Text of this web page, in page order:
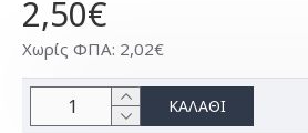
2,50€
Χωρίς ΦΠΑ: 2,02€
ΚΑΛΆΘΙ